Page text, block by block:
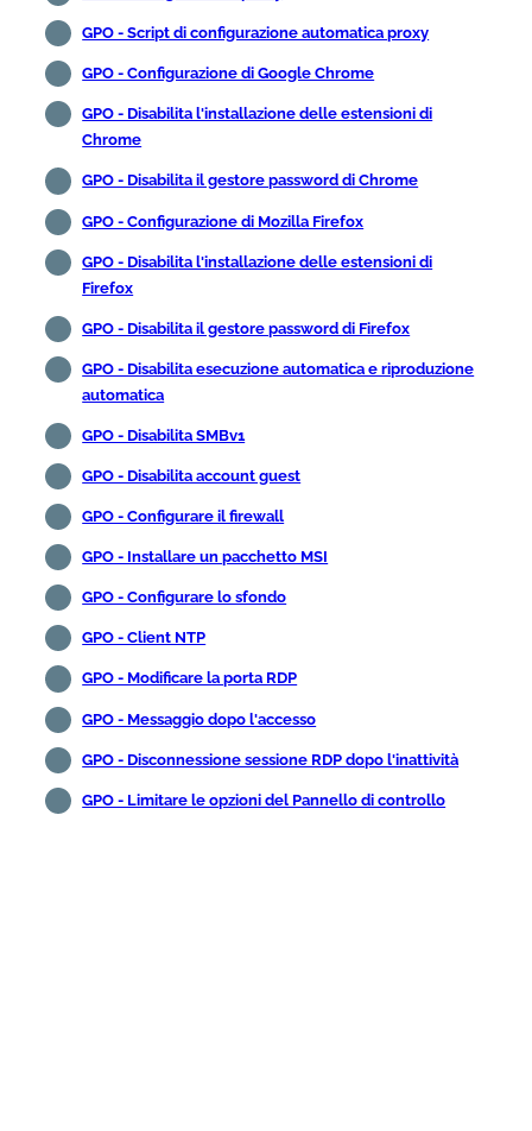
GPO - Script di configurazione automatica proxy
GPO - Configurazione di Google Chrome
GPO - Disabilita l'installazione delle estensioni di
Chrome
GPO - Disabilita il gestore password di Chrome
GPO - Configurazione di Mozilla Firefox
GPO - Disabilita l'installazione delle estensioni di
Firefox
GPO - Disabilita il gestore password di Firefox
GPO - Disabilita esecuzione automatica e riproduzione
automatica
GPO - Disabilita SMBv1
GPO - Disabilita account guest
GPO - Configurare il firewall
GPO - Installare un pacchetto MSI
GPO - Configurare lo sfondo
GPO - Client NTP
GPO - Modificare la porta RDP
GPO - Messaggio dopo l'accesso
GPO - Disconnessione sessione RDP dopo l'inattività
GPO - Limitare le opzioni del Pannello di controllo